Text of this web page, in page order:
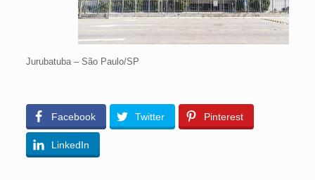
Jurubatuba – São Paulo/SP
Facebook Twitter Pinterest
LinkedIn